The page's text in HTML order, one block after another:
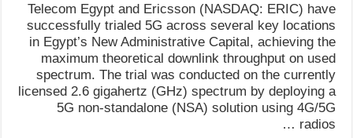
Telecom Egypt and Ericsson (NASDAQ: ERIC) have
successfully trialed 5G across several key locations
in Egypt’s New Administrative Capital, achieving the
maximum theoretical downlink throughput on used
spectrum. The trial was conducted on the currently
licensed 2.6 gigahertz (GHz) spectrum by deploying a
5G non-standalone (NSA) solution using 4G/5G
radios …